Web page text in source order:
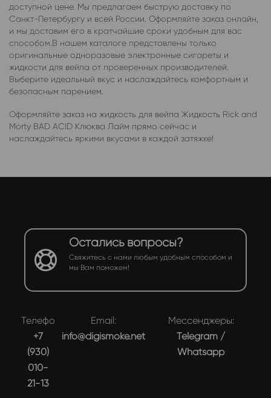
доступной цене. Мы предлагаем быструю доставку по
Санкт-Петербургу и всей России. Оформляйте заказ онлайн,
и мы доставим его в кратчайшие сроки удобным для вас
способом.В нашем каталоге представлены только
оригинальные одноразовые электронные сигареты и
жидкости для вейпа от проверенных производителей.
Выберите идеальный вкус и наслаждайтесь комфортным и
безопасным парением.
Оформляйте заказ на жидкость для вейпа Жидкость Rick and
Morty BAD ACID Клюква Лайм прямо сейчас и
наслаждайтесь яркими вкусами в каждой затяжке!
Остались вопросы?
Свяжитесь с нами любым удобным способом и
мы Вам поможем!
Телефон:
+7
(930)
010-
21-13
Email:
info@digismoke.net
Мессенджеры:
Telegram /
Whatsapp